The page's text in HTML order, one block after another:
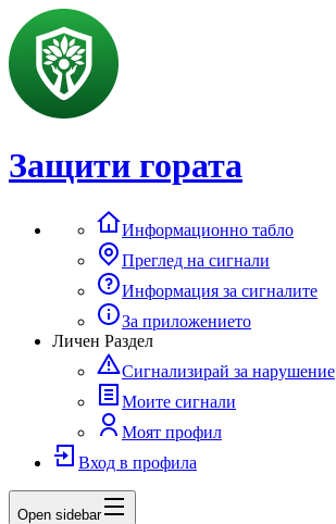
Защити гората
Информационно табло
Преглед на сигнали
Информация за сигналите
За приложението
Личен Раздел
Сигнализирай за нарушение
Моите сигнали
Моят профил
Вход в профила
Open sidebar